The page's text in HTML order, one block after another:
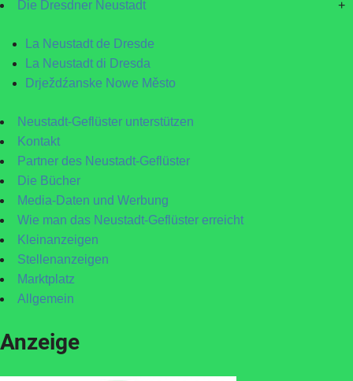
Die Dresdner Neustadt +
La Neustadt de Dresde
La Neustadt di Dresda
Drježdźanske Nowe Město
Neustadt-Geflüster unterstützen
Kontakt
Partner des Neustadt-Geflüster
Die Bücher
Media-Daten und Werbung
Wie man das Neustadt-Geflüster erreicht
Kleinanzeigen
Stellenanzeigen
Marktplatz
Allgemein
Anzeige